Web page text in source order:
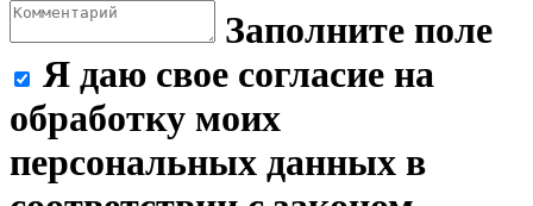
Заполните поле
Я даю свое согласие на
обработку моих
персональных данных в